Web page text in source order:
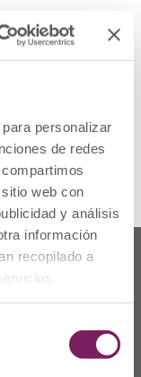
personalizar
de redes
web con
y análisis
información
recopilado a
evolución
aquí